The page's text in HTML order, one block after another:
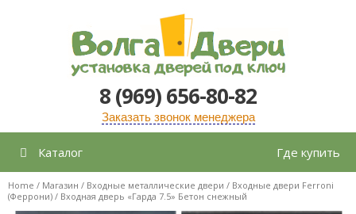
содержимому
8 (969) 656-80-82
Заказать звонок менеджера
Каталог Где купить
Home / Магазин / Входные металлические двери / Входные двери Ferroni
(Феррони) / Входная дверь «Гарда 7.5» Бетон снежный